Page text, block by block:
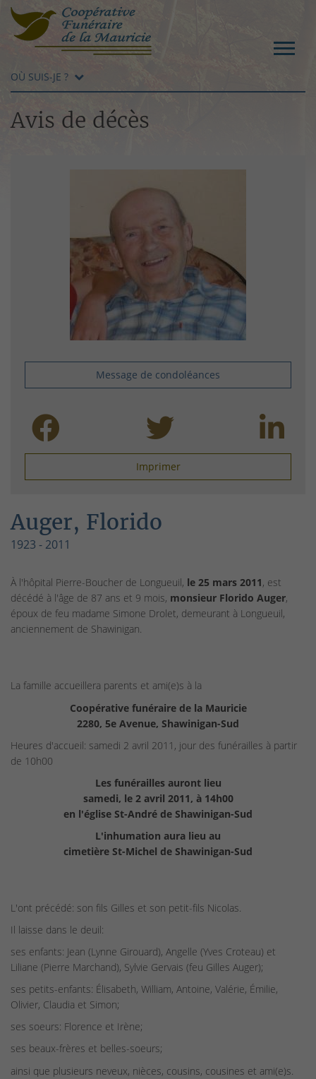
OÙ SUIS-JE ?
Avis de décès
Message de condoléances
Imprimer
Auger, Florido
1923 - 2011
À l'hôpital Pierre-Boucher de Longueuil, le 25 mars 2011, est
décédé à l'âge de 87 ans et 9 mois, monsieur Florido Auger,
époux de feu madame Simone Drolet, demeurant à Longueuil,
anciennement de Shawinigan.
La famille accueillera parents et ami(e)s à la
Coopérative funéraire de la Mauricie
2280, 5e Avenue, Shawinigan-Sud
Heures d'accueil: samedi 2 avril 2011, jour des funérailles à partir
de 10h00
Les funérailles auront lieu
samedi, le 2 avril 2011, à 14h00
en l'église St-André de Shawinigan-Sud
L'inhumation aura lieu au
cimetière St-Michel de Shawinigan-Sud
L'ont précédé: son fils Gilles et son petit-fils Nicolas.
Il laisse dans le deuil:
ses enfants: Jean (Lynne Girouard), Angelle (Yves Croteau) et
Liliane (Pierre Marchand), Sylvie Gervais (feu Gilles Auger);
ses petits-enfants: Élisabeth, William, Antoine, Valérie, Émilie,
Olivier, Claudia et Simon;
ses soeurs: Florence et Irène;
ses beaux-frères et belles-soeurs;
ainsi que plusieurs neveux, nièces, cousins, cousines et ami(e)s.